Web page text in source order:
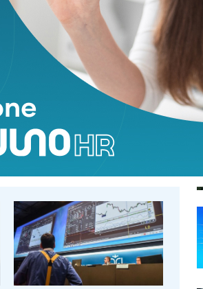
Finanza
Prada accelera e apre
nuovo ciclo crescita,
riflettori su Versace